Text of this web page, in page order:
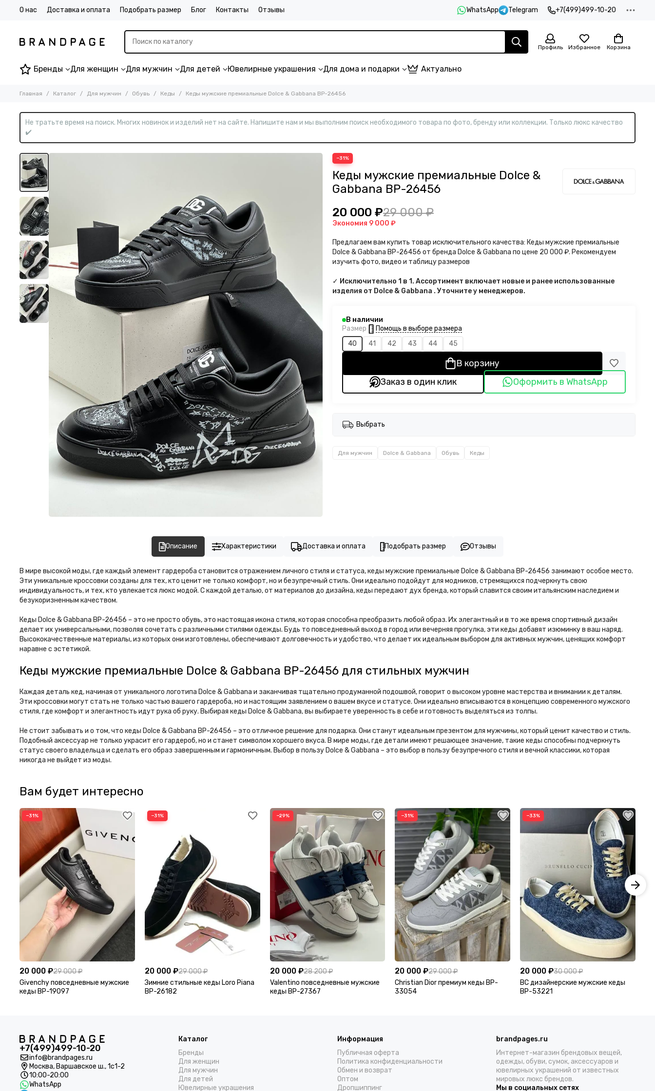
О нас Доставка и оплата Подобрать размер Блог Контакты Отзывы WhatsApp Telegram +7(499)499-10-20
Профиль Избранное Корзина
Бренды Для женщин Для мужчин Для детей Ювелирные украшения Для дома и подарки Актуально
Главная Каталог Для мужчин Обувь Кеды Кеды мужские премиальные Dolce & Gabbana BP-26456
Не тратьте время на поиск. Многих новинок и изделий нет на сайте. Напишите нам и мы выполним поиск необходимого товара по фото, бренду или коллекции. Только люкс качество
✔️
−31%
Кеды мужские премиальные Dolce &
Gabbana BP-26456
20 000 ₽29 000 ₽
Экономия 9 000 ₽
Предлагаем вам купить товар исключительного качества: Кеды мужские премиальные
Dolce & Gabbana BP-26456 от бренда Dolce & Gabbana по цене 20 000 ₽. Рекомендуем
изучить фото, видео и таблицу размеров
✓ Исключительно 1 в 1. Ассортимент включает новые и ранее использованные
изделия от Dolce & Gabbana . Уточните у менеджеров.
В наличии
Размер
Помощь в выборе размера
40
41 42 43 44 45
В корзину
Заказ в один клик
Оформить в WhatsApp
Выбрать
Для мужчин Dolce & Gabbana Обувь Кеды
Описание Характеристики Доставка и оплата Подобрать размер Отзывы
В мире высокой моды, где каждый элемент гардероба становится отражением личного стиля и статуса, кеды мужские премиальные Dolce & Gabbana BP-26456 занимают особое место.
Эти уникальные кроссовки созданы для тех, кто ценит не только комфорт, но и безупречный стиль. Они идеально подойдут для модников, стремящихся подчеркнуть свою
индивидуальность, и тех, кто увлекается люкс модой. С каждой деталью, от материалов до дизайна, кеды передают дух бренда, который славится своим итальянским наследием и
безукоризненным качеством.
Кеды Dolce & Gabbana BP-26456 – это не просто обувь, это настоящая икона стиля, которая способна преобразить любой образ. Их элегантный и в то же время спортивный дизайн
делает их универсальными, позволяя сочетать с различными стилями одежды. Будь то повседневный выход в город или вечерняя прогулка, эти кеды добавят изюминку в ваш наряд.
Высококачественные материалы, из которых они изготовлены, обеспечивают долговечность и удобство, что делает их идеальным выбором для активных мужчин, ценящих комфорт
наравне с эстетикой.
Кеды мужские премиальные Dolce & Gabbana BP-26456 для стильных мужчин
Каждая деталь кед, начиная от уникального логотипа Dolce & Gabbana и заканчивая тщательно продуманной подошвой, говорит о высоком уровне мастерства и внимании к деталям.
Эти кроссовки могут стать не только частью вашего гардероба, но и настоящим заявлением о вашем вкусе и статусе. Они идеально вписываются в концепцию современного мужского
стиля, где комфорт и элегантность идут рука об руку. Выбирая кеды Dolce & Gabbana, вы выбираете уверенность в себе и готовность выделяться из толпы.
Не стоит забывать и о том, что кеды Dolce & Gabbana BP-26456 – это отличное решение для подарка. Они станут идеальным презентом для мужчины, который ценит качество и стиль.
Подобный аксессуар не только украсит его гардероб, но и станет символом хорошего вкуса. В мире моды, где детали имеют решающее значение, такие кеды способны подчеркнуть
статус своего владельца и сделать его образ завершенным и гармоничным. Выбор в пользу Dolce & Gabbana – это выбор в пользу безупречного стиля и вечной классики, которая
никогда не выйдет из моды.
Вам будет интересно
−31%
20 000 ₽29 000 ₽
Givenchy повседневные мужские
кеды BP-19097
−31%
20 000 ₽29 000 ₽
Зимние стильные кеды Loro Piana
BP-26182
−29%
20 000 ₽28 200 ₽
Valentino повседневные мужские
кеды BP-27367
−31%
20 000 ₽29 000 ₽
Christian Dior премиум кеды BP-
33054
−33%
20 000 ₽30 000 ₽
BC дизайнерские мужские кеды
BP-53221
+7(499)499-10-20
info@brandpages.ru
Москва, Варшавское ш., 1с1-2
10:00-20:00
WhatsApp
Каталог
Бренды
Для женщин
Для мужчин
Для детей
Ювелирные украшения
Информация
Публичная оферта
Политика конфиденциальности
Обмен и возврат
Оптом
Дропшиппинг
brandpages.ru
Интернет-магазин брендовых вещей,
одежды, обуви, сумок, аксессуаров и
ювелирных украшений от известных
мировых люкс брендов.
Мы в социальных сетях